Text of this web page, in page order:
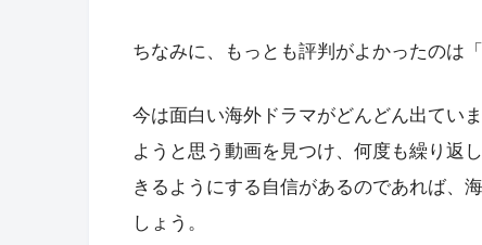
ちなみに、もっとも評判がよかったのは
今は面白い海外ドラマがどんどん出てい
ようと思う動画を見つけ、何度も繰り返
きるようにする自信があるのであれば、
しょう。